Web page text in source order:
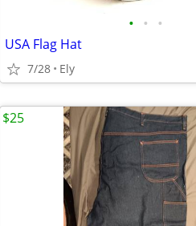
• • •
USA Flag Hat
7/28 Ely
$25